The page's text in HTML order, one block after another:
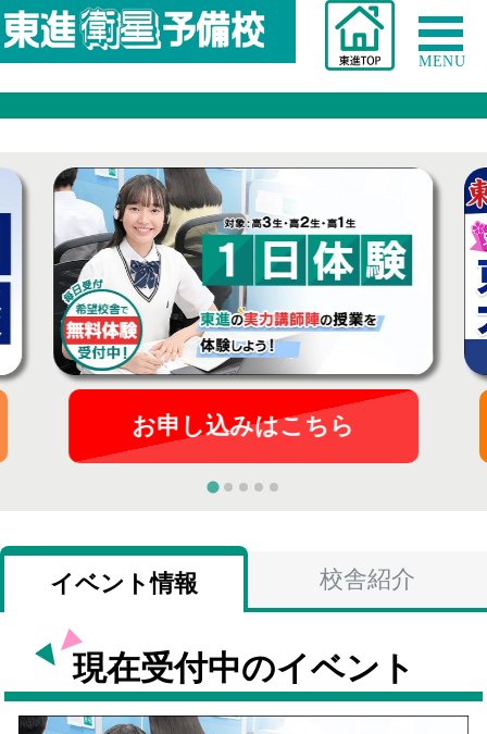
MENU
お申し込みはこちら
イベント情報 校舎紹介
現在受付中のイベント